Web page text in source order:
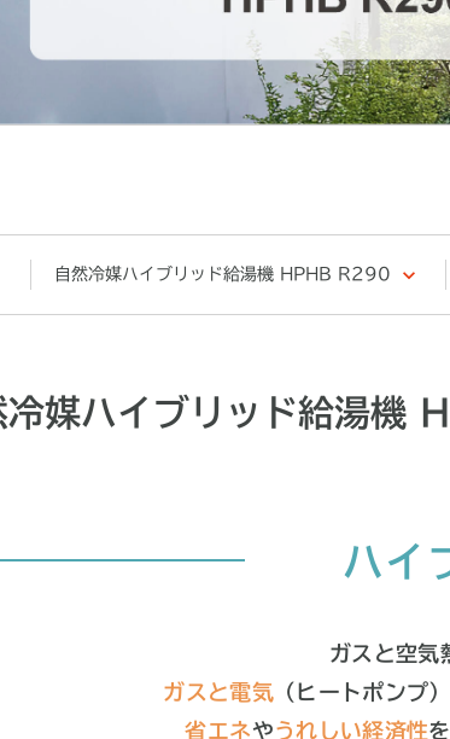
自然冷媒ハイブリッド給湯機 HPHB R290
冷媒ハイブリッド給湯
ハイ
ガスと空気
ガスと電気（ヒートポンプ
省エネやうれしい経済性